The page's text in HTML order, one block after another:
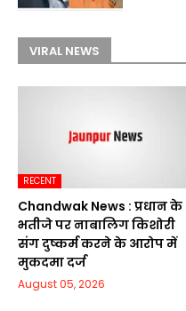
VIRAL NEWS
RECENT
Chandwak News : प्रधान के
भतीजे पर नाबालिग किशोरी
संग दुष्कर्म करने के आरोप में
मुकदमा दर्ज
August 05, 2026